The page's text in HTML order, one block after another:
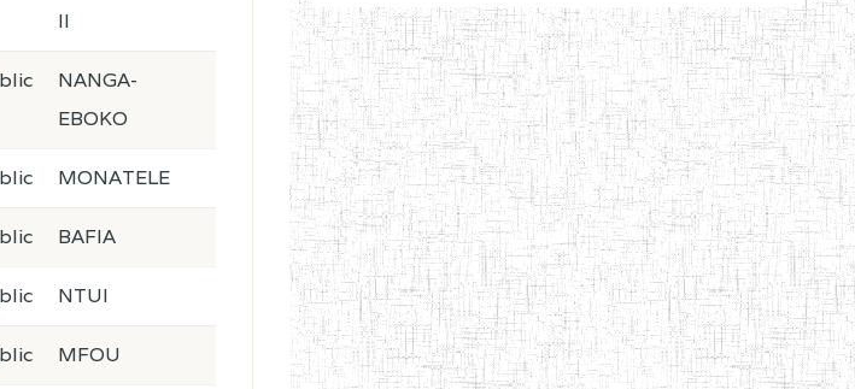
II
NANGA-
EBOKO
MONATELE
BAFIA
NTUI
MFOU